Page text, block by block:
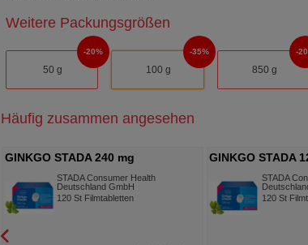
Weitere Packungsgrößen
50 g
20%
100 g
35%
850 g
Häufig zusammen angesehen
GINKGO STADA 240 mg
FilmtablettenSTADA Consumer Health
Deutschland GmbH
120St Filmtabletten
GINKGO STADA
Filmtabletten
STADA
120 St